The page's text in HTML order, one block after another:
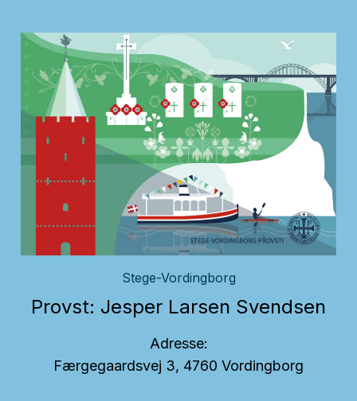
Stege-Vordingborg
Provst: Jesper Larsen Svendsen
Adresse:
Færgegaardsvej 3, 4760 Vordingborg